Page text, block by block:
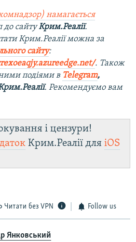
намагається
до сайтуКрим.Реалії.
Крим.Реалії можна за
сайту:
. Також
подіями в Telegram,
. Рекомендуємо вам
і цензури!
Крим.Реалії для iOS
Читати без VPN Follow us
Янковський